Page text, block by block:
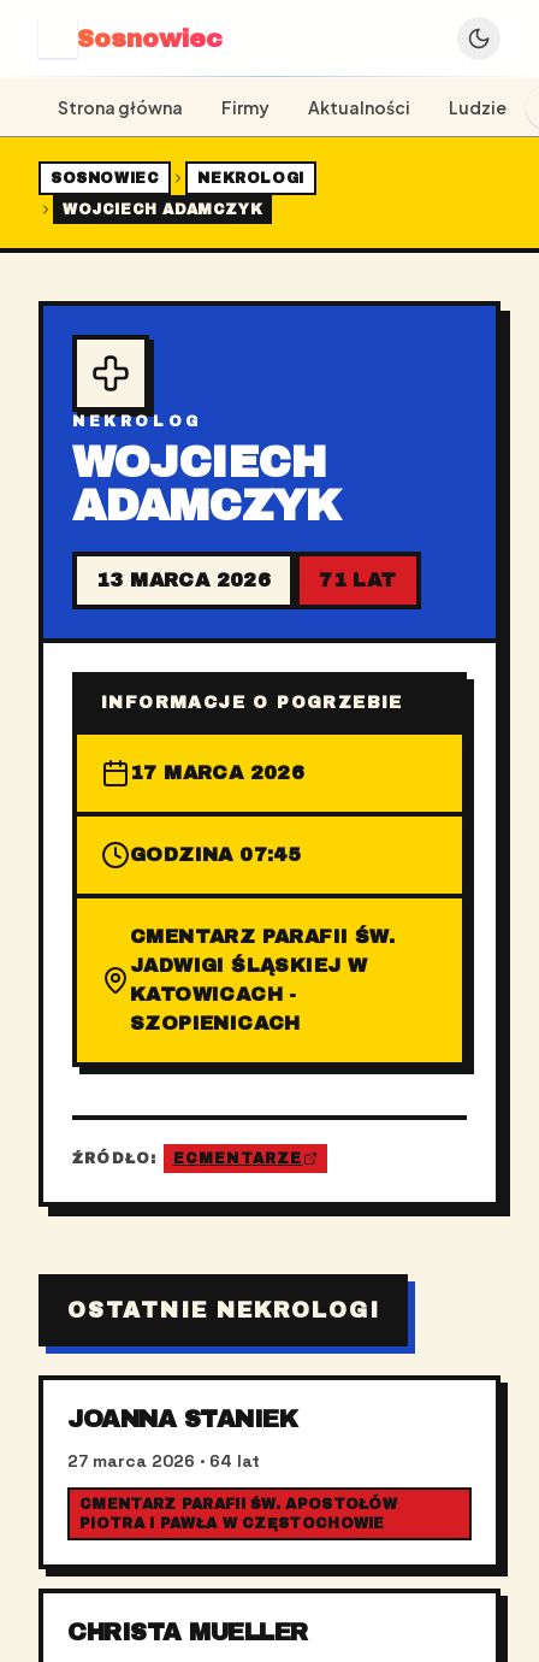
Sosnowiec
Strona główna Firmy Aktualności Ludzie
SOSNOWIEC
NEKROLOGI
WOJCIECH ADAMCZYK
NEKROLOG
WOJCIECH
ADAMCZYK
13 MARCA 2026 71 LAT
INFORMACJE O POGRZEBIE
17 MARCA 2026
GODZINA 07:45
CMENTARZ PARAFII ŚW.
JADWIGI ŚLĄSKIEJ W
KATOWICACH -
SZOPIENICACH
ŹRÓDŁO: ECMENTARZE
OSTATNIE NEKROLOGI
JOANNA STANIEK
27 marca 2026 · 64 lat
CMENTARZ PARAFII ŚW. APOSTOŁÓW
PIOTRA I PAWŁA W CZĘSTOCHOWIE
CHRISTA MUELLER